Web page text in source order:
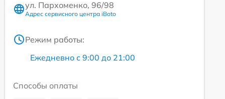
ул. Пархоменко, 96/98
Адрес сервисного центра iBoto
Режим работы:
Ежедневно с 9:00 до 21:00
Способы оплаты